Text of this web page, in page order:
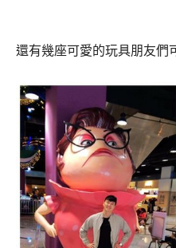
還有幾座可愛的玩具朋友們